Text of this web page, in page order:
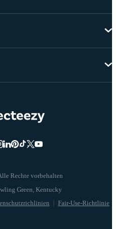
Rechte vorbehalten
Fair-Use-Richtlinie